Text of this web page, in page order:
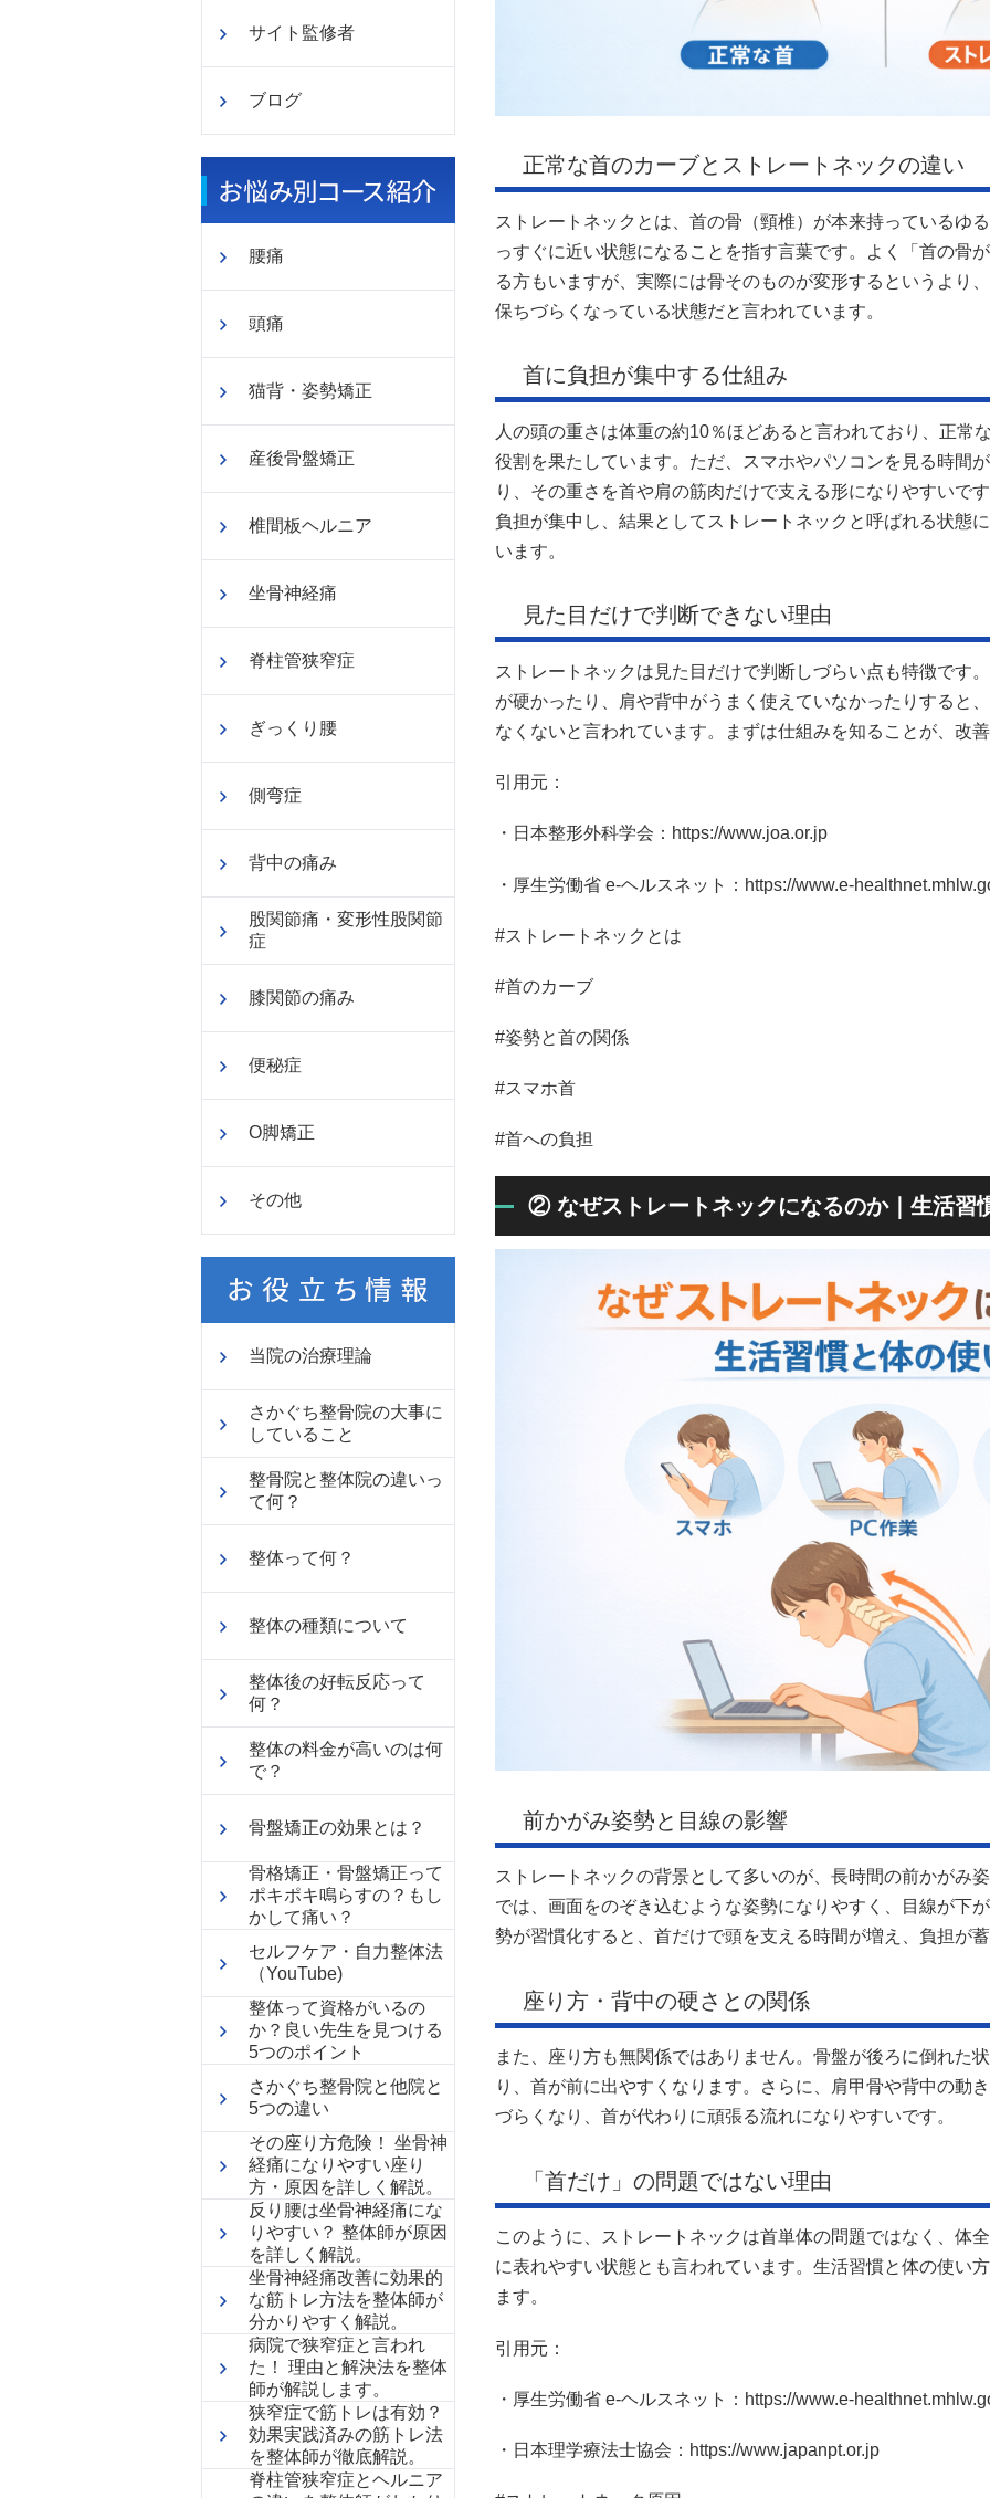
サイト監修者
ブログ
腰痛
頭痛
猫背・姿勢矯正
産後骨盤矯正
椎間板ヘルニア
坐骨神経痛
脊柱管狭窄症
ぎっくり腰
側弯症
背中の痛み
股関節痛・変形性股関節
症
膝関節の痛み
便秘症
O脚矯正
その他
当院の治療理論
さかぐち整骨院の大事に
していること
整骨院と整体院の違いっ
て何？
整体って何？
整体の種類について
整体後の好転反応って
何？
整体の料金が高いのは何
で？
骨盤矯正の効果とは？
骨格矯正・骨盤矯正って
ポキポキ鳴らすの？もし
かして痛い？
セルフケア・自力整体法
（YouTube)
整体って資格がいるの
か？良い先生を見つける
5つのポイント
さかぐち整骨院と他院と
5つの違い
その座り方危険！ 坐骨神
経痛になりやすい座り
方・原因を詳しく解説。
反り腰は坐骨神経痛にな
りやすい？ 整体師が原因
を詳しく解説。
坐骨神経痛改善に効果的
な筋トレ方法を整体師が
分かりやすく解説。
病院で狭窄症と言われ
た！ 理由と解決法を整体
師が解説します。
狭窄症で筋トレは有効？
効果実践済みの筋トレ法
を整体師が徹底解説。
脊柱管狭窄症とヘルニア
正常な首のカーブとストレートネックの違い
ストレートネックとは、首の骨（頸椎）が本来持っているゆ
っすぐに近い状態になることを指す言葉です。よく「首の骨
る方もいますが、実際には骨そのものが変形するというより
保ちづらくなっている状態だと言われています。
首に負担が集中する仕組み
人の頭の重さは体重の約10％ほどあると言われており、正常
役割を果たしています。ただ、スマホやパソコンを見る時間
り、その重さを首や肩の筋肉だけで支える形になりやすいで
負担が集中し、結果としてストレートネックと呼ばれる状態
います。
見た目だけで判断できない理由
ストレートネックは見た目だけで判断しづらい点も特徴です
が硬かったり、肩や背中がうまく使えていなかったりすると
なくないと言われています。まずは仕組みを知ることが、改
引用元：
・日本整形外科学会：https://www.joa.or.jp
・厚生労働省 e-ヘルスネット：https://www.e-
#ストレートネックとは
#首のカーブ
#姿勢と首の関係
#スマホ首
#首への負担
② なぜストレートネックになるのか｜生活習
前かがみ姿勢と目線の影響
ストレートネックの背景として多いのが、長時間の前かがみ
では、画面をのぞき込むような姿勢になりやすく、目線が下
勢が習慣化すると、首だけで頭を支える時間が増え、負担が
座り方・背中の硬さとの関係
また、座り方も無関係ではありません。骨盤が後ろに倒れた
り、首が前に出やすくなります。さらに、肩甲骨や背中の動
づらくなり、首が代わりに頑張る流れになりやすいです。
「首だけ」の問題ではない理由
このように、ストレートネックは首単体の問題ではなく、体
に表れやすい状態とも言われています。生活習慣と体の使い
ます。
引用元：
・厚生労働省 e-ヘルスネット：https://www.e-
・日本理学療法士協会：https://www.japanpt.or.jp